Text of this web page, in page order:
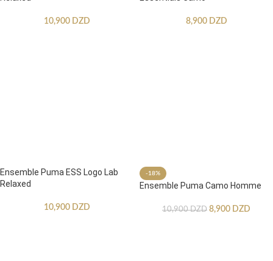
10,900 DZD 8,900 DZD
Ensemble Puma ESS Logo Lab
Relaxed
10,900 DZD
-18%
Ensemble Puma Camo Homme
10,900DZD 8,900 DZD